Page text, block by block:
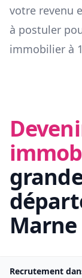
votre revenu
à postuler
immobilier à
Marne
Recrutement